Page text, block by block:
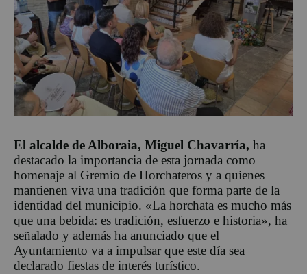
El alcalde de Alboraia, Miguel Chavarría, ha
destacado la importancia de esta jornada como
homenaje al Gremio de Horchateros y a quienes
mantienen viva una tradición que forma parte de la
identidad del municipio. «La horchata es mucho más
que una bebida: es tradición, esfuerzo e historia», ha
señalado y además ha anunciado que el
Ayuntamiento va a impulsar que este día sea
declarado fiestas de interés turístico.